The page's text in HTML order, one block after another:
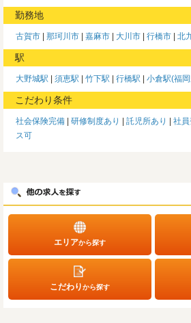
勤務地
古賀市 那珂川市 嘉麻市 大川市 行橋市 北
駅
大野城駅 須恵駅 竹下駅 行橋駅 小倉駅(福
こだわり条件
社会保険完備 研修制度あり 託児所あり 社員
ス可
エリアから探す
こだわりから探す